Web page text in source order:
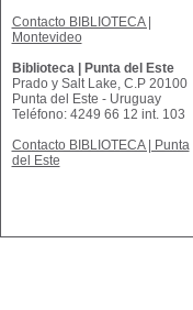
Contacto BIBLIOTECA |
Montevideo
Biblioteca | Punta del Este
Prado y Salt Lake, C.P 20100
Punta del Este - Uruguay
Teléfono: 4249 66 12 int. 103
Contacto BIBLIOTECA | Punta
del Este